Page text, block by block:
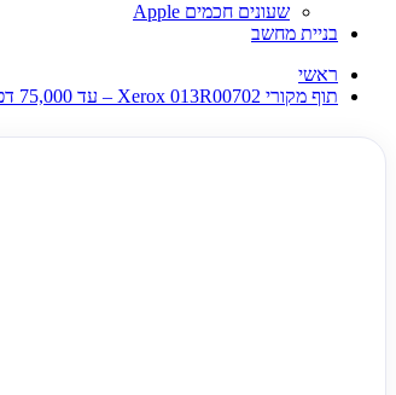
שעונים חכמים Apple
בניית מחשב
ראשי
תוף מקורי Xerox 013R00702 – עד 75,000 דפים למדפסות Xerox B410 / B415